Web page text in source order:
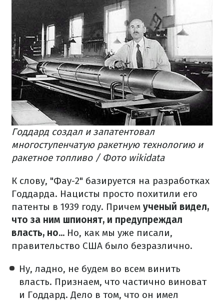
Годдард создал и запатентовал
многоступенчатую ракетную технологию и
ракетное топливо / Фото wikidata
К слову, "Фау-2" базируется на разработках
Годдарда. Нацисты просто похитили его
патенты в 1939 году. Причем ученый видел,
что за ним шпионят, и предупреждал
власть, но... Но, как мы уже писали,
правительство США было безразлично.
Ну, ладно, не будем во всем винить
власть. Признаем, что частично виноват
и Годдард. Дело в том, что он имел